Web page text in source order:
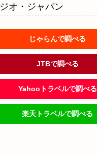
オ・ジャパン
じゃらんで調べる
JTBで調べる
Yahooトラベルで調べる
楽天トラベルで調べる